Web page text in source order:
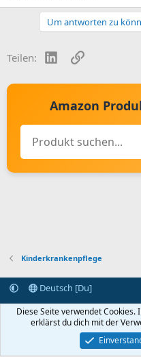
Um antworten zu
Teilen: LinkedInLink
Amazon
Kinderkrankenpflege
Deutsch [Du]
Kontakt aufnehmen
Startseite
R
S
Community platform by XenForo® ©
Diese Seite verwendet
erklärst du dich mit der